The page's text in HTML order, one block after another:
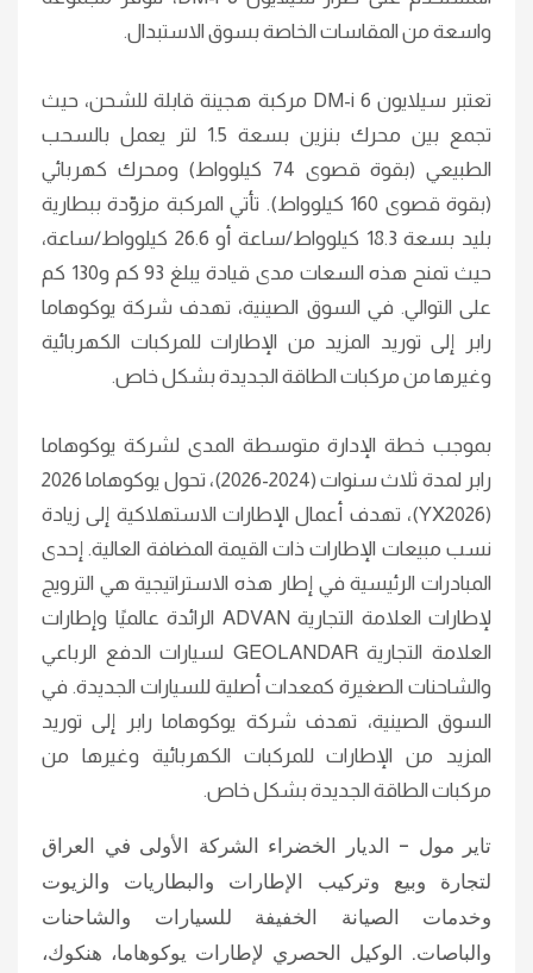
واسعة من المقاسات الخاصة بسوق الاستبدال.
تعتبر سيلايون 6 DM-i مركبة هجينة قابلة للشحن، حيث
تجمع بين محرك بنزين بسعة 1.5 لتر يعمل بالسحب
الطبيعي (بقوة قصوى 74 كيلوواط) ومحرك كهربائي
(بقوة قصوى 160 كيلوواط). تأتي المركبة مزوّدة ببطارية
بليد بسعة 18.3 كيلوواط/ساعة أو 26.6 كيلوواط/ساعة،
حيث تمنح هذه السعات مدى قيادة يبلغ 93 كم و130 كم
على التوالي. في السوق الصينية، تهدف شركة يوكوهاما
رابر إلى توريد المزيد من الإطارات للمركبات الكهربائية
وغيرها من مركبات الطاقة الجديدة بشكل خاص.
بموجب خطة الإدارة متوسطة المدى لشركة يوكوهاما
رابر لمدة ثلاث سنوات (2024-2026)، تحول يوكوهاما 2026
(YX2026)، تهدف أعمال الإطارات الاستهلاكية إلى زيادة
نسب مبيعات الإطارات ذات القيمة المضافة العالية. إحدى
المبادرات الرئيسية في إطار هذه الاستراتيجية هي الترويج
لإطارات العلامة التجارية ADVAN الرائدة عالميًا وإطارات
العلامة التجارية GEOLANDAR لسيارات الدفع الرباعي
والشاحنات الصغيرة كمعدات أصلية للسيارات الجديدة. في
السوق الصينية، تهدف شركة يوكوهاما رابر إلى توريد
المزيد من الإطارات للمركبات الكهربائية وغيرها من
مركبات الطاقة الجديدة بشكل خاص.
تاير مول – الديار الخضراء الشركة الأولى في العراق
لتجارة وبيع وتركيب الإطارات والبطاريات والزيوت
وخدمات الصيانة الخفيفة للسيارات والشاحنات
والباصات. الوكيل الحصري لإطارات يوكوهاما، هنكوك،